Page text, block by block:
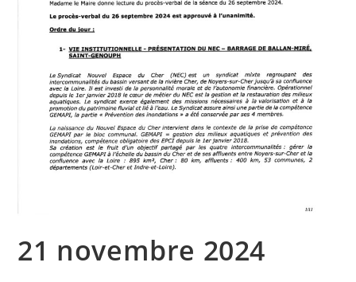
21 novembre 2024